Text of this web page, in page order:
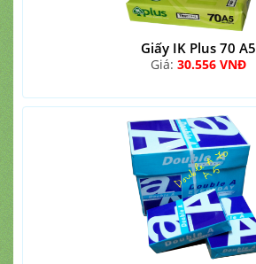
Giấy IK Plus 70 A5
Giá: 30.556 VNĐ